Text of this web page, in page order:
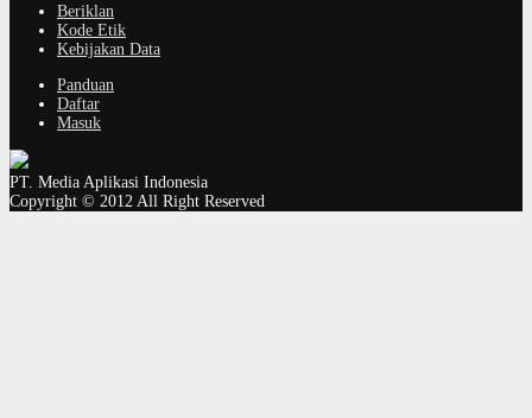
Beriklan
Kode Etik
Kebijakan Data
Panduan
Daftar
Masuk
PT. Media Aplikasi Indonesia
Copyright © 2012 All Right Reserved